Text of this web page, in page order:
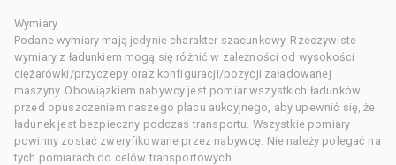
Wymiary
Podane wymiary mają jedynie charakter szacunkowy. Rzeczywiste
wymiary z ładunkiem mogą się różnić w zależności od wysokości
ciężarówki/przyczepy oraz konfiguracji/pozycji załadowanej
maszyny. Obowiązkiem nabywcy jest pomiar wszystkich ładunków
przed opuszczeniem naszego placu aukcyjnego, aby upewnić się, że
ładunek jest bezpieczny podczas transportu. Wszystkie pomiary
powinny zostać zweryfikowane przez nabywcę. Nie należy polegać na
tych pomiarach do celów transportowych.